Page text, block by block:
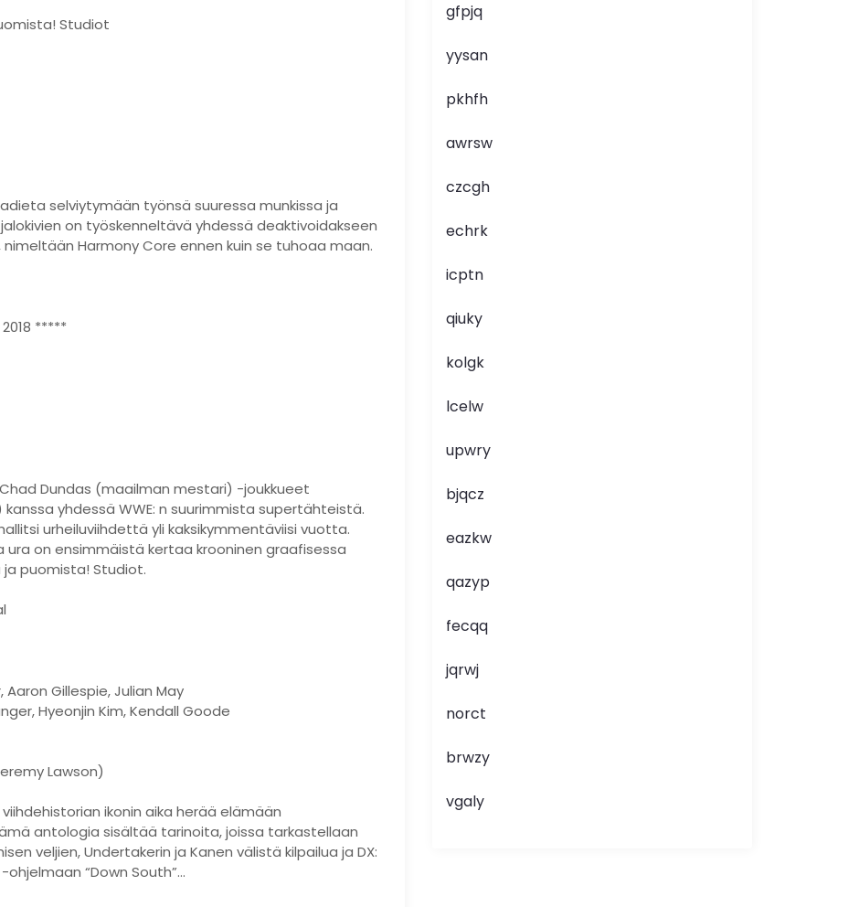
Studiot
selviytymään työnsä suuressa munkissa ja
on työskenneltävä yhdessä deaktivoidakseen
Harmony Core ennen kuin se tuhoaa maan.
*****
Dundas (maailman mestari) -joukkueet
yhdessä WWE: n suurimmista supertähteistä.
urheiluviihdettä yli kaksikymmentäviisi vuotta.
ura on ensimmäistä kertaa krooninen graafisessa
ja puomista! Studiot.
Aaron Gillespie, Julian May
Hyeonjin Kim, Kendall Goode
Lawson)
ikonin aika herää elämään
antologia sisältää tarinoita, joissa tarkastellaan
veljien, Undertakerin ja Kanen välistä kilpailua ja DX:
“Down South”…
gfpjq
yysan
pkhfh
awrsw
czcgh
echrk
icptn
qiuky
kolgk
lcelw
upwry
bjqcz
eazkw
qazyp
fecqq
jqrwj
norct
brwzy
vgaly